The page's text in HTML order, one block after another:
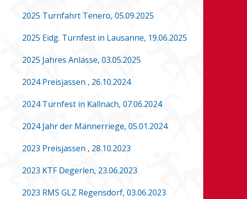
2025 Turnfahrt Tenero, 05.09.2025
2025 Eidg. Turnfest in Lausanne, 19.06.2025
2025 Jahres Anlässe, 03.05.2025
2024 Preisjassen , 26.10.2024
2024 Turnfest in Kallnach, 07.06.2024
2024 Jahr der Männerriege, 05.01.2024
2023 Preisjassen , 28.10.2023
2023 KTF Degerlen, 23.06.2023
2023 RMS GLZ Regensdorf, 03.06.2023